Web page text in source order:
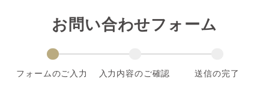
お問い合わせフォーム
フォームのご入力 入力内容のご確認 送信の完了